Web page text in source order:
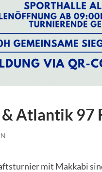
Atlantik 97
mit Makkabi